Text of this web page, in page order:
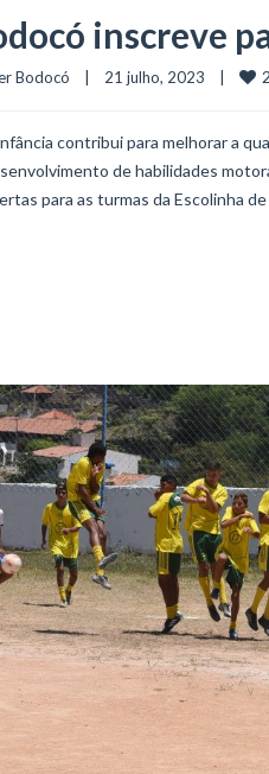
inscreve
Bodocó
    |    21 julho, 2023    |
2
contribui para melhorar a
de habilidades
para as turmas da Escolinha